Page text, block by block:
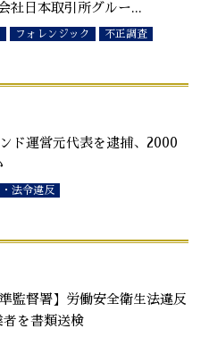
社日本取引所グルー...
フォレンジック 不正調査
ド運営元代表を逮捕、2000
法令違反
監督署】労働安全衛生法違反
者を書類送検